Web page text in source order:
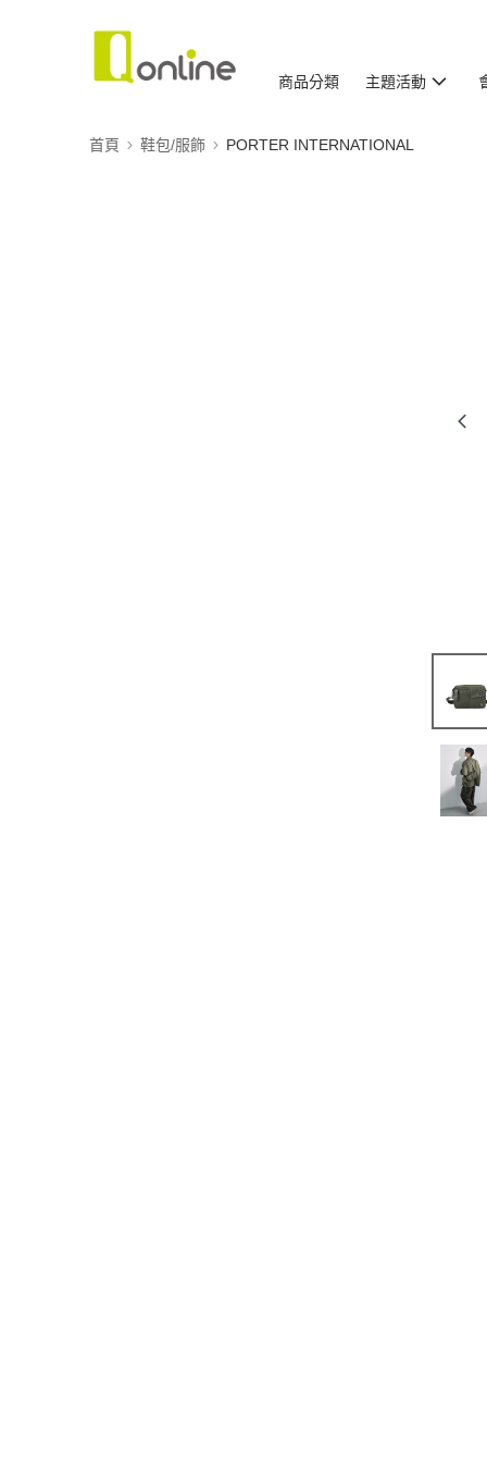
商品分類 主題活動
首頁 鞋包/服飾 PORTER INTERNATIONAL